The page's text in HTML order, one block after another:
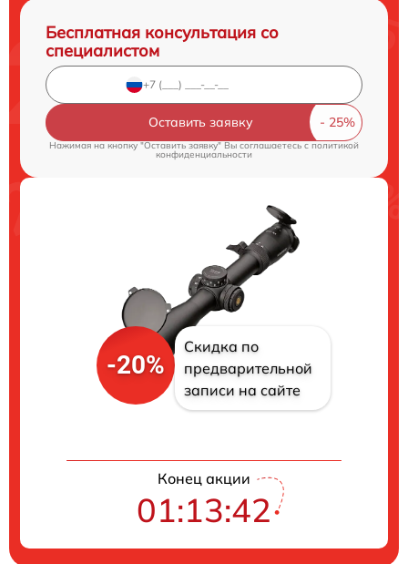
Бесплатная консультация со
специалистом
Оставить заявку
Нажимая на кнопку "Оставить заявку" Вы соглашаетесь cполитикой
конфиденциальности
-20%
Скидка по
предварительной
записи на сайте
Конец акции
01:13:41